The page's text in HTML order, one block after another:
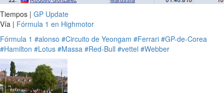
Tiempos | GP Update
Vía | Fórmula 1 en Highmotor
Fórmula 1 #alonso #Circuito de Yeongam #Ferrari #GP-de-Corea
#Hamilton #Lotus #Massa #Red-Bull #vettel #Webber